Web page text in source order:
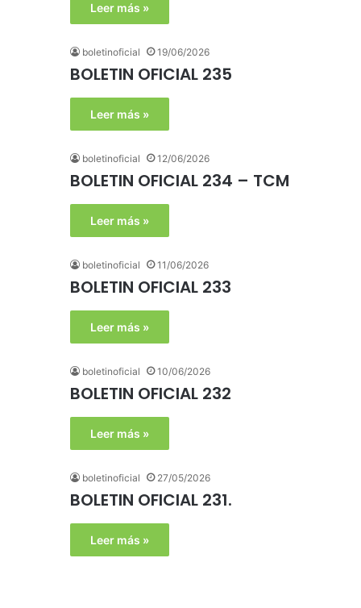
Leer más »
boletinoficial 19/06/2026
BOLETIN OFICIAL 235
Leer más »
boletinoficial 12/06/2026
BOLETIN OFICIAL 234 – TCM
Leer más »
boletinoficial 11/06/2026
BOLETIN OFICIAL 233
Leer más »
boletinoficial 10/06/2026
BOLETIN OFICIAL 232
Leer más »
boletinoficial 27/05/2026
BOLETIN OFICIAL 231.
Leer más »